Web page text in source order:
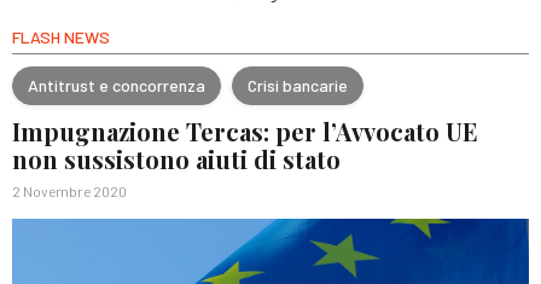
FLASH NEWS
Antitrust e concorrenza Crisi bancarie
Impugnazione Tercas: per l’Avvocato UE
non sussistono aiuti di stato
2 Novembre 2020